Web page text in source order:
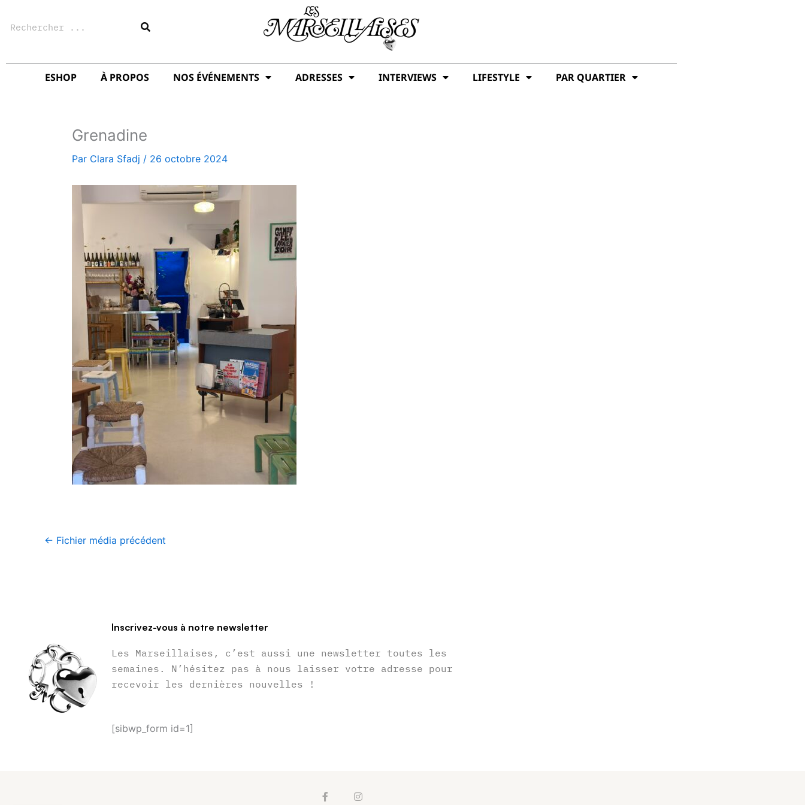
ESHOP À PROPOS NOS ÉVÉNEMENTS ADRESSES INTERVIEWS LIFESTYLE PAR QUARTIER
Grenadine
Par Clara Sfadj / 26 octobre 2024
← Fichier média précédent
Inscrivez-vous à notre newsletter
Les Marseillaises, c’est aussi une newsletter toutes les
semaines. N’hésitez pas à nous laisser votre adresse pour
recevoir les dernières nouvelles !
[sibwp_form id=1]
F
I